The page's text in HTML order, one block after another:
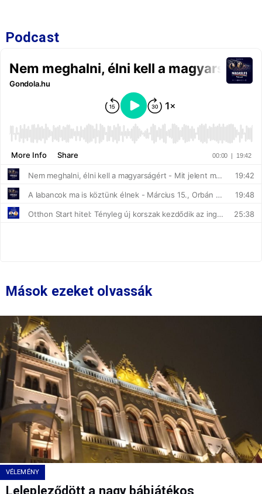
Podcast
Mások ezeket olvassák
VÉLEMÉNY
Lelepleződött a nagy bábjátékos